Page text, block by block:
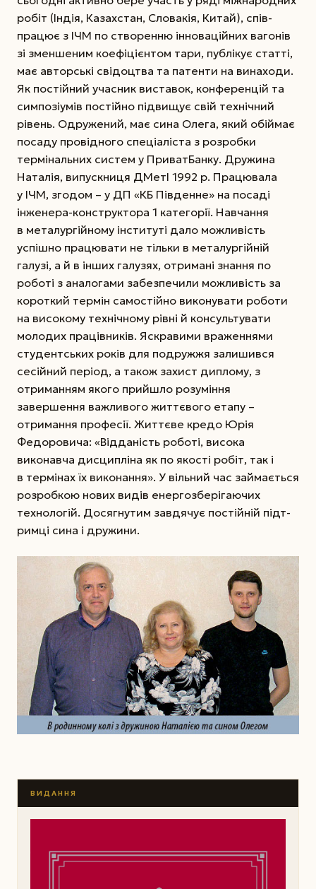
робіт (Індія, Казахстан, Словакія, Китай), спів­
працює з ІЧМ по створенню інноваційних вагонів
зі зменшеним коефіцієнтом тари, публікує статті,
має авторські сві­доцт­ва та патенти на винаходи.
Як постійний учасник виставок, конференцій та
симпозіумів постійно підвищує свій технічний
рівень. Одружений, має сина Олега, який обій­має
посаду провідного спеціаліста з розробки
термінальних систем у ПриватБанку. Дружина
Наталія, випускниця ДМетІ 1992 р. Працювала
у ІЧМ, згодом – у ДП «КБ Південне» на посаді
інженера-конструктора 1 категорії. Навчання
в металургійному інституті дало можливість
успішно працювати не тільки в металургійній
галузі, а й в інших галузях, отримані знання по
роботі з аналогами забезпечили можливість за
короткий термін самостійно виконувати роботи
на високому технічному рівні й консультувати
молодих працівників. Яскравими враженнями
студентських років для подружжя залишився
сесійний період, а також захист диплому, з
отриманням якого прий­шло розуміння
завершення важливого життєвого етапу –
отримання професії. Життєве кредо Юрія
Федоровича: «Відданість роботі, висока
виконавча дисципліна як по якості робіт, так і
в термінах їх виконання». У вільний час займається
розробкою нових видів енергозберігаючих
технологій. Досягнутим завдячує постійній підт­
римці сина і дружини.
ВИДАННЯ